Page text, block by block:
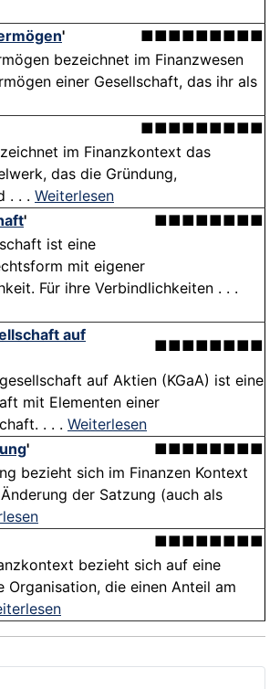
'
■■■■■■■■■
bezeichnet im Finanzwesen
einer Gesellschaft, das ihr als
■■■■■■■■■
im Finanzkontext das
das die Gründung,
. . . Weiterlesen
'
■■■■■■■■
ist eine
mit eigener
Für ihre Verbindlichkeiten . . .
auf
■■■■■■■■
auf Aktien (KGaA) ist eine
mit Elementen einer
. . . Weiterlesen
'
■■■■■■■■
bezieht sich im Finanzen Kontext
der Satzung (auch als
■■■■■■■■
bezieht sich auf eine
Organisation, die einen Anteil am